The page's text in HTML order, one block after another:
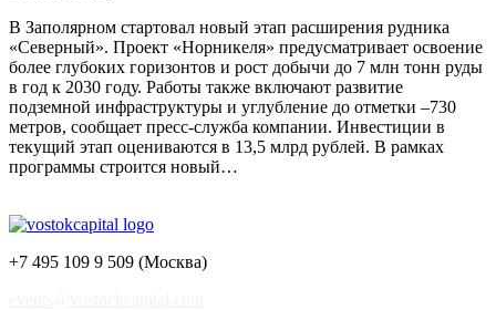
В Заполярном стартовал новый этап расширения рудника
«Северный». Проект «Норникеля» предусматривает освоение
более глубоких горизонтов и рост добычи до 7 млн тонн руды
в год к 2030 году. Работы также включают развитие
подземной инфраструктуры и углубление до отметки –730
метров, сообщает пресс-служба компании. Инвестиции в
текущий этап оцениваются в 13,5 млрд рублей. В рамках
программы строится новый…
+7 495 109 9 509 (Москва)